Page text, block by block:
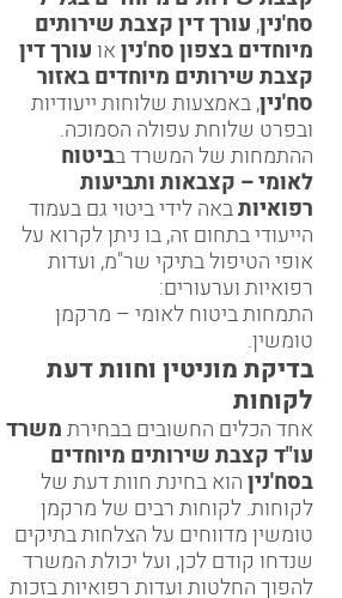
סח'נין,עורך דין קצבת שירותים
מיוחדים בצפון סח'ניןאו עורך דין
קצבת שירותים מיוחדים באזור
סח'נין, באמצעות שלוחות ייעודיות
ובפרט שלוחת עפולה הסמוכה.
ההתמחות של המשרד בביטוח
לאומי – קצבאות ותביעות
רפואיותבאה לידי ביטוי גם בעמוד
הייעודי בתחום זה, בו ניתן לקרוא על
אופי הטיפול בתיקי שר"מ, ועדות
רפואיות וערעורים:
התמחות ביטוח לאומי – מרקמן
טומשין.
בדיקת מוניטין וחוות דעת
לקוחות
אחד הכלים החשובים בבחירתמשרד
עו"ד קצבת שירותים מיוחדים
בסח'ניןהוא בחינת חוות דעת של
לקוחות. לקוחות רבים של מרקמן
טומשין מדווחים על הצלחות בתיקים
שנדחו קודם לכן, ועל יכולת המשרד
להפוך החלטות ועדות רפואיות בזכות